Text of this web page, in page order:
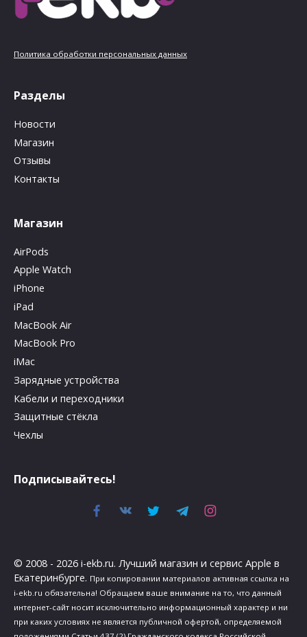
Политика обработки персональных данных
Разделы
Новости
Магазин
Отзывы
Контакты
Магазин
AirPods
Apple Watch
iPhone
iPad
MacBook Air
MacBook Pro
iMac
Зарядные устройства
Кабели и переходники
Защитные стёкла
Чехлы
Подписывайтесь!
© 2008 - 2026 i-ekb.ru. Лучший магазин и сервис Apple в
Екатеринбурге. При копировании материалов активная ссылка на
i-ekb.ru обязательна! Обращаем ваше внимание на то, что данный
интернет-сайт носит исключительно информационный характер и ни
при каких условиях не является публичной офертой, определяемой